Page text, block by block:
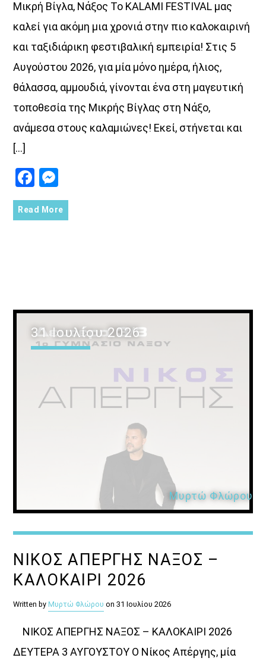
αλλά και νέες ερμηνείες που ξεχωρίζουν και μας αγγίζουν.
ΤΑ ΤΡΑΓΟΥΔΙΑ ΑΛΛΙΩΣ
Γιατί κάθε τραγούδι… μπορεί να ειπωθεί και αλλιώς.
UPCOMING SHOWS
Τα Τραγούδια Αλλιώς
Μικρή Βίγλα, Νάξος Το KALAMI FESTIVAL μας
καλεί για ακόμη μια χρονιά στην πιο καλοκαιρινή
και ταξιδιάρικη φεστιβαλική εμπειρία! Στις 5
Αυγούστου 2026, για μία μόνο ημέρα, ήλιος,
θάλασσα, αμμουδιά, γίνονται ένα στη μαγευτική
τοποθεσία της Μικρής Βίγλας στη Νάξο,
ανάμεσα στους καλαμιώνες! Εκεί, στήνεται και
[…]
Facebook
Read More
31 Ιουλίου 2026
Μυρτώ Φλώρου
ΝΙΚΟΣ ΑΠΕΡΓΗΣ ΝΑΞΟΣ –
ΚΑΛΟΚΑΙΡΙ 2026
Written byΜυρτώ Φλώρου on 31 Ιουλίου 2026
ΝΙΚΟΣ ΑΠΕΡΓΗΣ ΝΑΞΟΣ – ΚΑΛΟΚΑΙΡΙ 2026
ΔΕΥΤΕΡΑ 3 ΑΥΓΟΥΣΤΟΥ Ο Νίκος Απέργης, μία